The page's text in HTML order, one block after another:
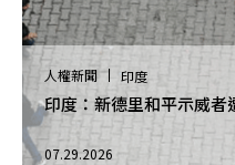
人權新聞 印度
印度：新德里和平示威
07.29.2026